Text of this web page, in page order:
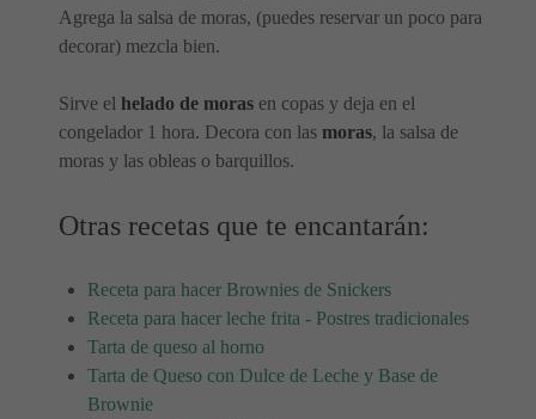
Agrega la salsa de moras, (puedes reservar un poco para
decorar) mezcla bien.
Sirve el helado de moras en copas y deja en el
congelador 1 hora. Decora con las moras, la salsa de
moras y las obleas o barquillos.
Otras recetas que te encantarán:
Receta para hacer Brownies de Snickers
Receta para hacer leche frita - Postres tradicionales
Tarta de queso al horno
Tarta de Queso con Dulce de Leche y Base de
Brownie